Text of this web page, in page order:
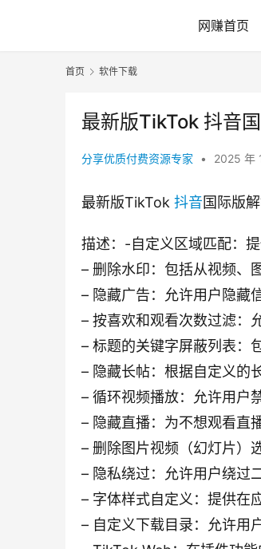
网赚首页
首页 软件下载
最新版TikTok 抖音
分享优质付费资源专家 • 2025 年
最新版TikTok 抖音国际版
描述：-自定义区域匹配：
– 删除水印：包括从视频、
– 隐藏广告：允许用户隐藏
– 按喜欢和观看次数过滤：
– 标题的关键字屏蔽列表：
– 隐藏长帖：根据自定义的
– 循环视频播放：允许用户
– 隐藏直播：为不想观看直
– 删除图片视频（幻灯片）
– 隐私绕过：允许用户绕过
– 字体样式自定义：提供在
– 自定义下载目录：允许用